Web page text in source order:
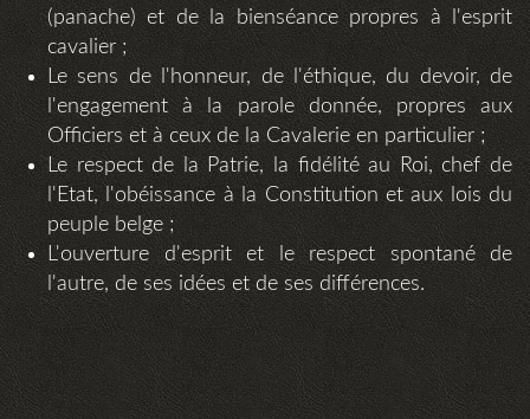
(panache) et de la bienséance propres à l'esprit
cavalier ;
Le sens de l'honneur, de l'éthique, du devoir, de
l'engagement à la parole donnée, propres aux
Officiers et à ceux de la Cavalerie en particulier ;
Le respect de la Patrie, la fidélité au Roi, chef de
l'Etat, l'obéissance à la Constitution et aux lois du
peuple belge ;
L'ouverture d'esprit et le respect spontané de
l'autre, de ses idées et de ses différences.